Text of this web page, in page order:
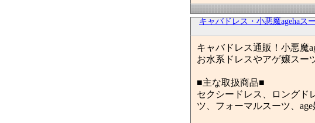
キャバドレス・小悪魔agehaス
キャバドレス通販！小悪魔
お水系ドレスやアゲ嬢スー
■主な取扱商品■
セクシードレス、ロングド
ツ、フォーマルスーツ、